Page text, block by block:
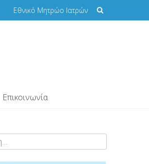
Εθνικό Μητρώο Ιατρών
Επικοινωνία